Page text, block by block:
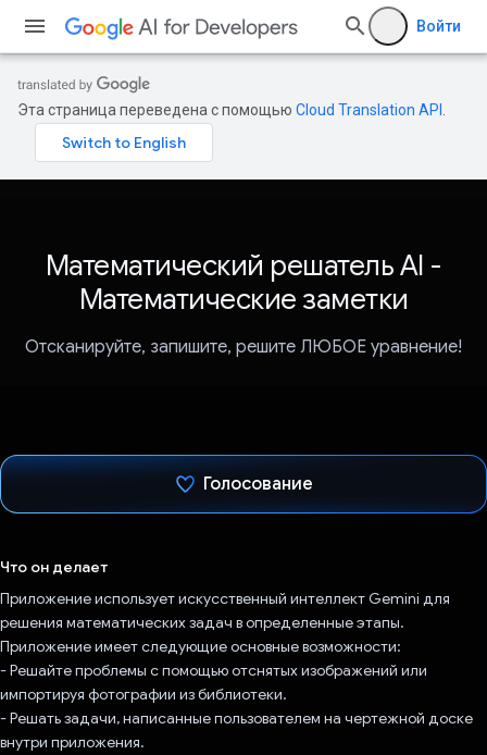
Войти
Эта страница переведена с помощью Cloud Translation API
Математический решатель AI -
Математические заметки
Отсканируйте, запишите, решите ЛЮБОЕ уравнение!
Голосование
Что он делает
Приложение использует искусственный интеллект Gemini для
решения математических задач в определенные этапы.
Приложение имеет следующие основные возможности:
- Решайте проблемы с помощью отснятых изображений или
импортируя фотографии из библиотеки.
- Решать задачи, написанные пользователем на чертежной доске
внутри приложения.